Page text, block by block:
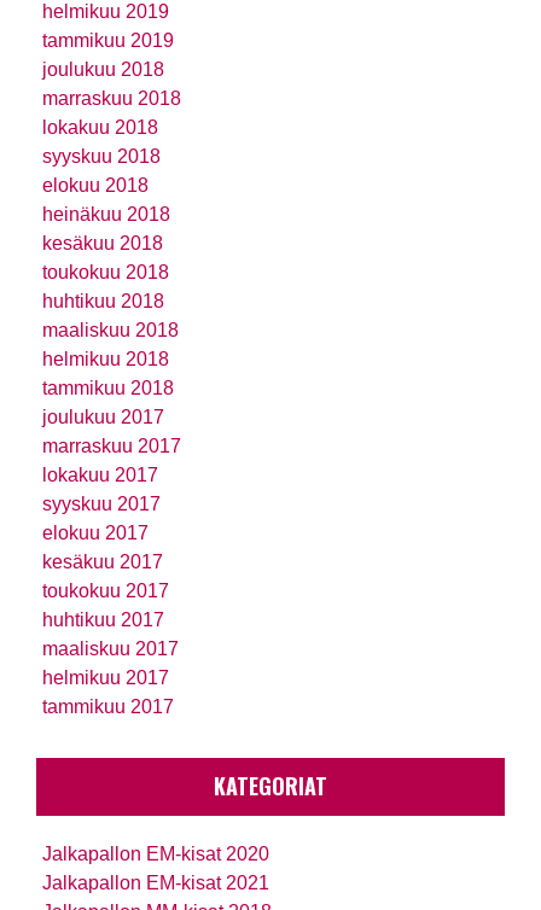
helmikuu 2019
tammikuu 2019
joulukuu 2018
marraskuu 2018
lokakuu 2018
syyskuu 2018
elokuu 2018
heinäkuu 2018
kesäkuu 2018
toukokuu 2018
huhtikuu 2018
maaliskuu 2018
helmikuu 2018
tammikuu 2018
joulukuu 2017
marraskuu 2017
lokakuu 2017
syyskuu 2017
elokuu 2017
kesäkuu 2017
toukokuu 2017
huhtikuu 2017
maaliskuu 2017
helmikuu 2017
tammikuu 2017
KATEGORIAT
Jalkapallon EM-kisat 2020
Jalkapallon EM-kisat 2021